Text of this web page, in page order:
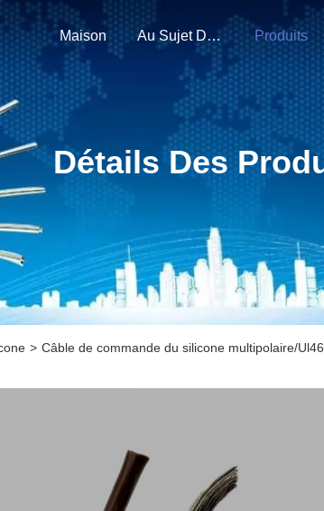
Maison Au Sujet De Nous Produits
Détails Des
> Câble de commande du silicone multipolaire/